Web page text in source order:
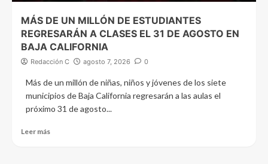
MÁS DE UN MILLÓN DE ESTUDIANTES
REGRESARÁN A CLASES EL 31 DE AGOSTO EN
BAJA CALIFORNIA
Redacción C agosto 7, 2026 0
Más de un millón de niñas, niños y jóvenes de los siete
municipios de Baja California regresarán a las aulas el
próximo 31 de agosto...
Leer más